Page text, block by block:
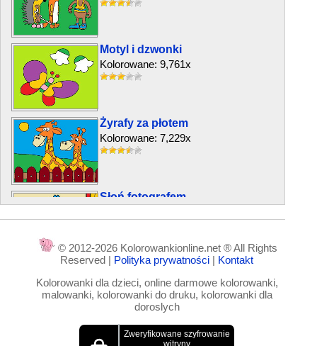
Motyl i dzwonki
Kolorowane: 9,761x
Żyrafy za płotem
Kolorowane: 7,229x
Słoń fotografem
Kolorowane: 2,892x
© 2012-2026 Kolorowankionline.net ® All Rights
Reserved | Polityka prywatności | Kontakt
Kolorowanki dla dzieci, online darmowe kolorowanki,
malowanki, kolorowanki do druku, kolorowanki dla
doroslych